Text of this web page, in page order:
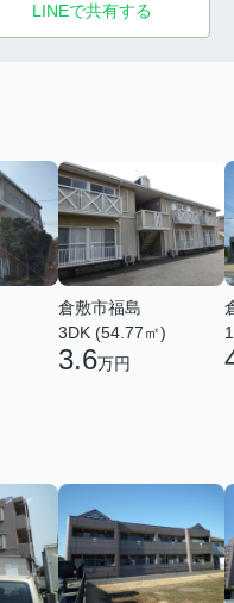
LINEで共有する
倉敷市福島
3DK (54.77㎡)
3.6万円